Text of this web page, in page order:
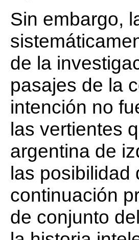
Sin embargo,
de la
pasajes de la
intención no
las vertientes
argentina de
las posibilidad
continuación
de conjunto